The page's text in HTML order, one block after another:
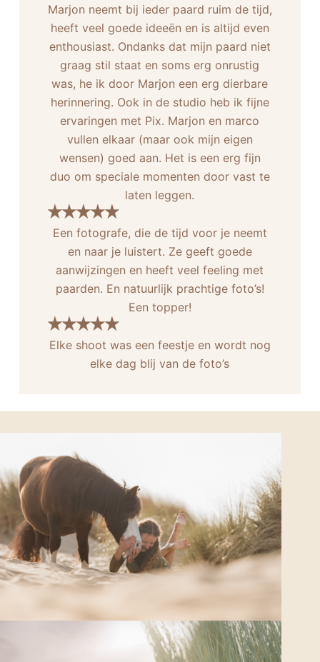
Marjon neemt bij ieder paard ruim de tijd,
heeft veel goede ideeën en is altijd even
enthousiast. Ondanks dat mijn paard niet
graag stil staat en soms erg onrustig
was, he ik door Marjon een erg dierbare
herinnering. Ook in de studio heb ik fijne
ervaringen met Pix. Marjon en marco
vullen elkaar (maar ook mijn eigen
wensen) goed aan. Het is een erg fijn
duo om speciale momenten door vast te
laten leggen.
Een fotografe, die de tijd voor je neemt
en naar je luistert. Ze geeft goede
aanwijzingen en heeft veel feeling met
paarden. En natuurlijk prachtige foto’s!
Een topper!
Elke shoot was een feestje en wordt nog
elke dag blij van de foto’s